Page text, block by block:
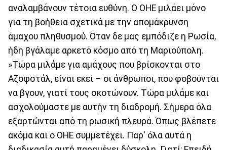
αναλαμβάνουν τέτοια ευθύνη. Ο ΟΗΕ μιλάει μόνο
για τη βοήθεια σχετικά με την απομάκρυνση
άμαχου πληθυσμού. Όταν δε μας εμπόδιζε η Ρωσία,
ήδη βγάλαμε αρκετό κόσμο από τη Μαριούπολη.
»Τώρα μιλάμε για αμάχους που βρίσκονται στο
Αζοφστάλ, είναι εκεί – οι άνθρωποι, που φοβούνται
να βγουν, γιατί τους σκοτώνουν. Τώρα μιλάμε και
ασχολούμαστε με αυτήν τη διαδρομή. Σήμερα όλα
εξαρτώνται από τη ρωσική πλευρά. Όπως βλέπετε
ακόμα και ο ΟΗΕ συμμετέχει. Παρ' όλα αυτά η